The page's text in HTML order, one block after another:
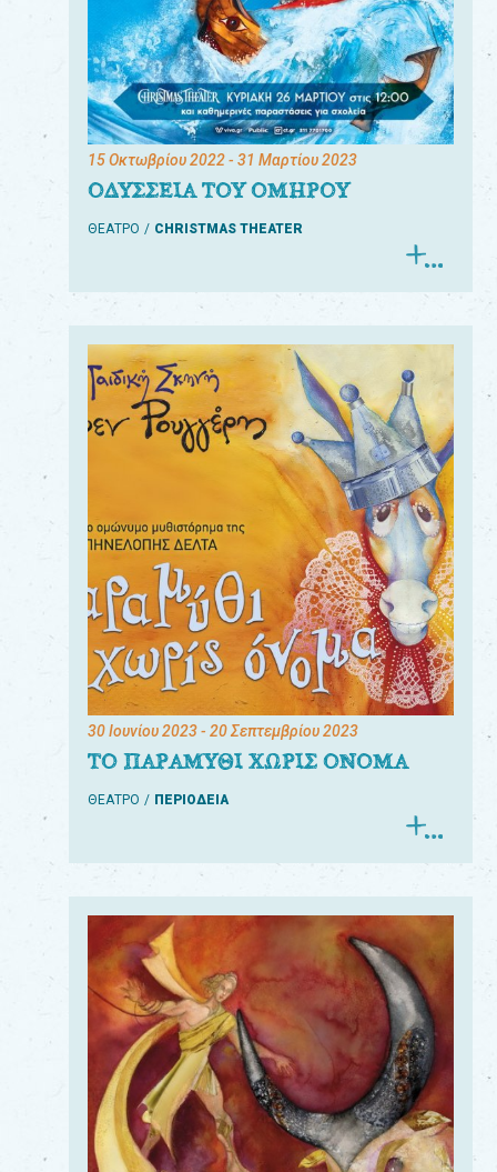
15 Οκτωβρίου 2022- 31 Μαρτίου 2023
ΟΔΥΣΣΕΙΑ ΤΟΥ ΟΜΗΡΟΥ
ΘΕΑΤΡΟ CHRISTMAS THEATER
30 Ιουνίου 2023- 20 Σεπτεμβρίου 2023
ΤΟ ΠΑΡΑΜΥΘΙ ΧΩΡΙΣ ΟΝΟΜΑ
ΘΕΑΤΡΟ ΠΕΡΙΟΔΕΙΑ